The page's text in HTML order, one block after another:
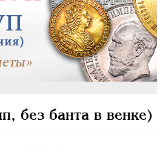
без банта в венке)